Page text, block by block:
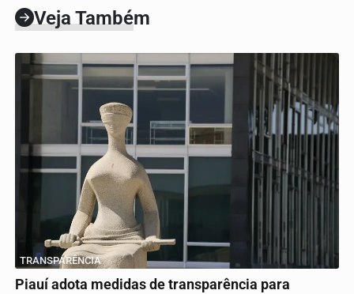
Veja Também
TRANSPARÊNCIA
Piauí adota medidas de transparência para